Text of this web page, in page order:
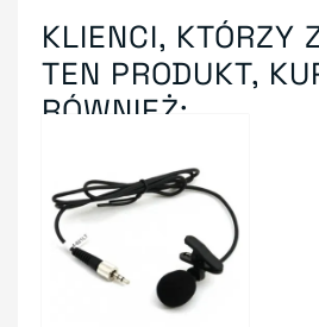
KLIENCI, KTÓRZY
TEN PRODUKT,
RÓWNIEŻ: